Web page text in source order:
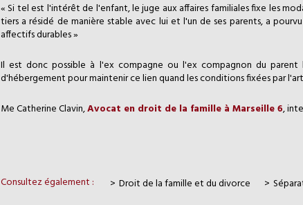
« Si tel est l'intérêt de l'enfant, le juge aux affaires familiales fixe les
tiers a résidé de manière stable avec lui et l'un de ses parents, a
affectifs durables »
Il est donc possible à l'ex compagne ou l'ex compagnon du
d'hébergement pour maintenir ce lien quand les conditions fixées par
Me Catherine Clavin,Avocat en droit de la famille à Marseille 6,
Consultez également : Droit de la famille et du divorce